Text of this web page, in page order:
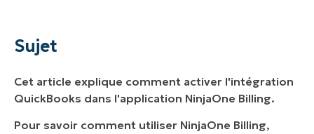
Environnement
Ressources supplémentaires
Sujet
Cet article explique comment activer l'intégration
QuickBooks dans l'application NinjaOne Billing.
Pour savoir comment utiliser NinjaOne Billing,